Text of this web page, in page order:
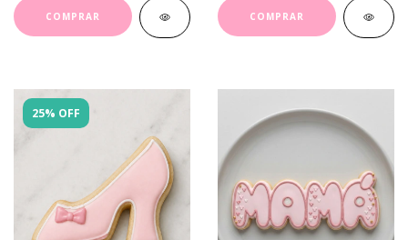
25% OFF